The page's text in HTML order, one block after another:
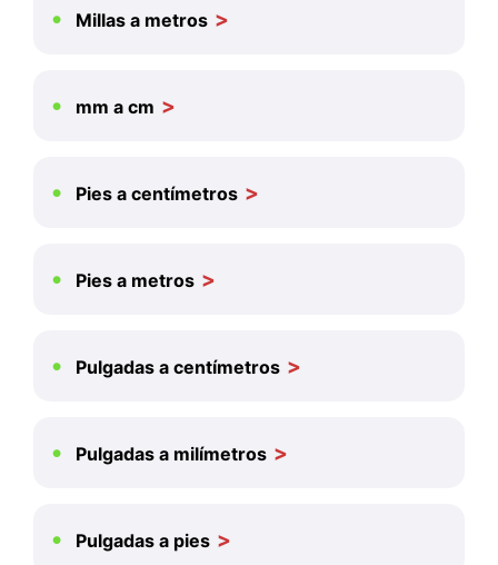
Millas a metros
mm a cm
Pies a centímetros
Pies a metros
Pulgadas a centímetros
Pulgadas a milímetros
Pulgadas a pies